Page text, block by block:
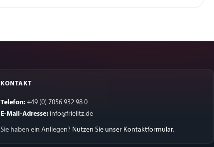
KONTAKT
Telefon: +49 (0) 7056 932 98 0
E-Mail-Adresse: info@frielitz.de
Sie haben ein Anliegen? Nutzen Sie unser Kontaktformular.